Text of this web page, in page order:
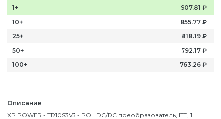
Описание
XP POWER - TR10S3V3 - POL DC/DC преобразователь, ITE, 1
1+ 907.81 ₽
10+
855.77 ₽
25+
818.19 ₽
50+
792.17 ₽
100+
763.26 ₽